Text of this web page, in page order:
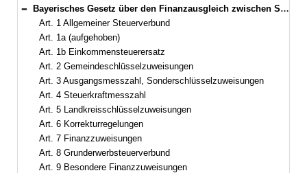
Bereich reduzieren
Bayerisches Gesetz über den Finanzausgleich zwischen Staat, Gemeinden und Gemeindeverbänden (Bayerisches Finanzausgleichsgesetz – BayFAG) in der Fassung der Bekanntmachung vom 16. April 2013 (GVBl. S. 210) BayRS 605-1-F (Art. 1–25)
Art. 1 Allgemeiner Steuerverbund
Art. 1a (aufgehoben)
Art. 1b Einkommensteuerersatz
Art. 2 Gemeindeschlüsselzuweisungen
Art. 3 Ausgangsmesszahl, Sonderschlüsselzuweisungen
Art. 4 Steuerkraftmesszahl
Art. 5 Landkreisschlüsselzuweisungen
Art. 6 Korrekturregelungen
Art. 7 Finanzzuweisungen
Art. 8 Grunderwerbsteuerverbund
Art. 9 Besondere Finanzzuweisungen